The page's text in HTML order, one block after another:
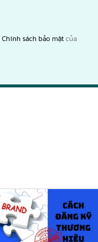
Chính sách bảo mậtcủa